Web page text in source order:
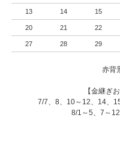
13 14 15
20 21 22
27 28 29
赤背
【金継ぎ
7/7、8、10～12、14、
8/1～5、7～